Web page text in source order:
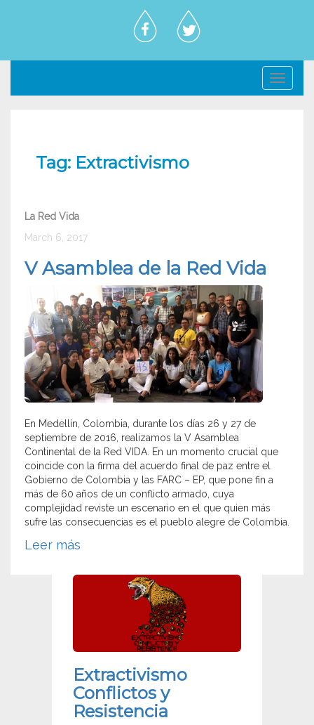
Tag: Extractivismo
La Red Vida
March 6, 2017
V Asamblea de la Red Vida
En Medellín, Colombia, durante los días 26 y 27 de
septiembre de 2016, realizamos la V Asamblea
Continental de la Red VIDA. En un momento crucial que
coincide con la firma del acuerdo final de paz entre el
Gobierno de Colombia y las FARC – EP, que pone fin a
más de 60 años de un conflicto armado, cuya
complejidad reviste un escenario en el que quien más
sufre las consecuencias es el pueblo alegre de Colombia.
Leer más
Extractivismo
Conflictos y
Resistencia